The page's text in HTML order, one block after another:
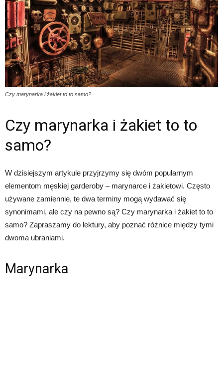
Czy marynarka i żakiet to to samo?
Czy marynarka i żakiet to to
samo?
W dzisiejszym artykule przyjrzymy się dwóm popularnym
elementom męskiej garderoby – marynarce i żakietowi. Często
używane zamiennie, te dwa terminy mogą wydawać się
synonimami, ale czy na pewno są? Czy marynarka i żakiet to to
samo? Zapraszamy do lektury, aby poznać różnice między tymi
dwoma ubraniami.
Marynarka